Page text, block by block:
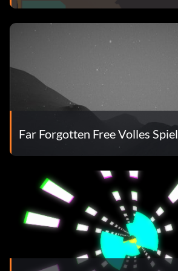
Far Forgotten Free Volles Spiel